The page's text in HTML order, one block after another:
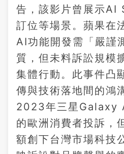
告，該影片曾展示AI
訂位等場景。蘋果在
AI功能開發需「嚴謹
質，但未料訴訟規模
集體行動。此事件凸
傳與技術落地間的鴻
2023年三星Galaxy
的歐洲消費者投訴，
額創下台灣市場科技